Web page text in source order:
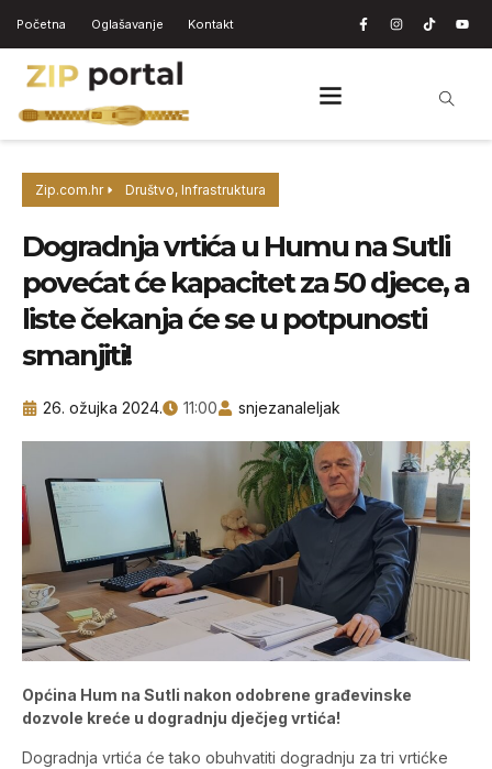
Početna Oglašavanje Kontakt
Zip.com.hr Društvo, Infrastruktura
Dogradnja vrtića u Humu na Sutli
povećat će kapacitet za 50 djece, a
liste čekanja će se u potpunosti
smanjiti!
26. ožujka 2024. 11:00 snjezanaleljak
Općina Hum na Sutli nakon odobrene građevinske
dozvole kreće u dogradnju dječjeg vrtića!
Dogradnja vrtića će tako obuhvatiti dogradnju za tri vrtićke